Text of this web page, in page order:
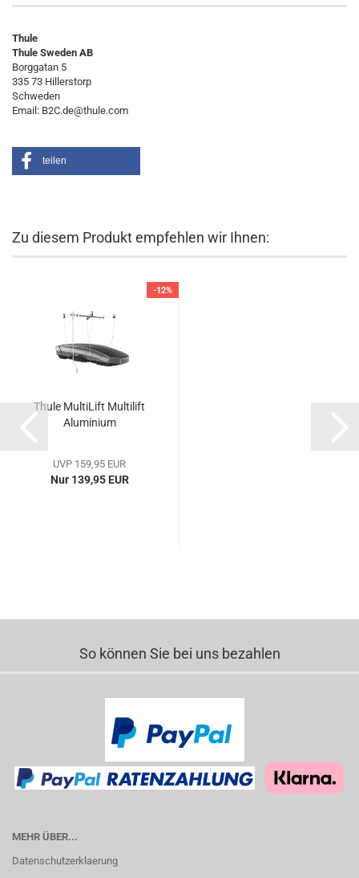
Thule
Thule Sweden AB
Borggatan 5
335 73 Hillerstorp
Schweden
Email: B2C.de@thule.com
teilen
Zu diesem Produkt empfehlen wir Ihnen:
-12%
Thule MultiLift Multilift
Aluminium
UVP 159,95 EUR
Nur 139,95 EUR
So können Sie bei uns bezahlen
MEHR ÜBER...
Datenschutzerklaerung